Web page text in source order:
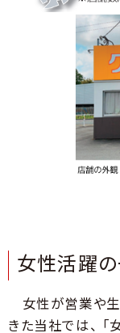
女性活躍
女性が営業や生
きた当社では、 「